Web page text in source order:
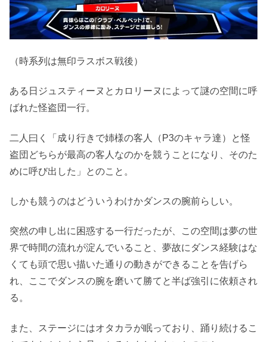
（時系列は無印ラスボス戦後）
ある日ジュスティーヌとカロリーヌによって謎の空間に呼
ばれた怪盗団一行。
二人曰く「成り行きで姉様の客人（P3のキャラ達）と怪
盗団どちらが最高の客人なのかを競うことになり、そのた
めに呼び出した」とのこと。
しかも競うのはどういうわけかダンスの腕前らしい。
突然の申し出に困惑する一行だったが、この空間は夢の世
界で時間の流れが淀んでいること、夢故にダンス経験はな
くても頭で思い描いた通りの動きができることを告げら
れ、ここでダンスの腕を磨いて勝てと半ば強引に依頼され
る。
また、ステージにはオタカラが眠っており、踊り続けるこ